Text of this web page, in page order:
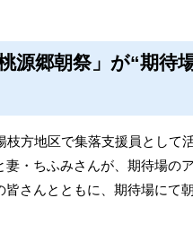
郷朝祭」が“期待
方地区で集落支援員として
妻・ちふみさんが、期待場の
皆さんとともに、期待場にて